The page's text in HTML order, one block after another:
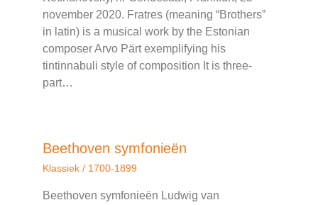
november 2020. Fratres (meaning “Brothers”
in latin) is a musical work by the Estonian
composer Arvo Pärt exemplifying his
tintinnabuli style of composition It is three-
part…
Beethoven symfonieën
Klassiek / 1700-1899
Beethoven symfonieën Ludwig van